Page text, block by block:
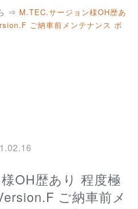
⇒ M.TEC.サージョン様OH歴あ
ご納車前メンテナンス ボ
ご納車前メ